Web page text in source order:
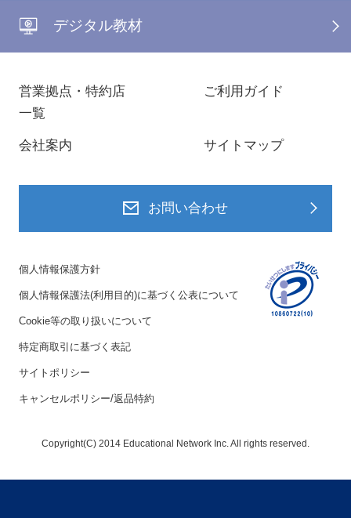
デジタル教材
営業拠点・特約店
一覧
ご利用ガイド
会社案内 サイトマップ
お問い合わせ
個人情報保護方針
個人情報保護法(利用目的)に基づく公表について
Cookie等の取り扱いについて
特定商取引に基づく表記
サイトポリシー
キャンセルポリシー/返品特約
Copyright(C) 2014 Educational Network Inc. All rights reserved.